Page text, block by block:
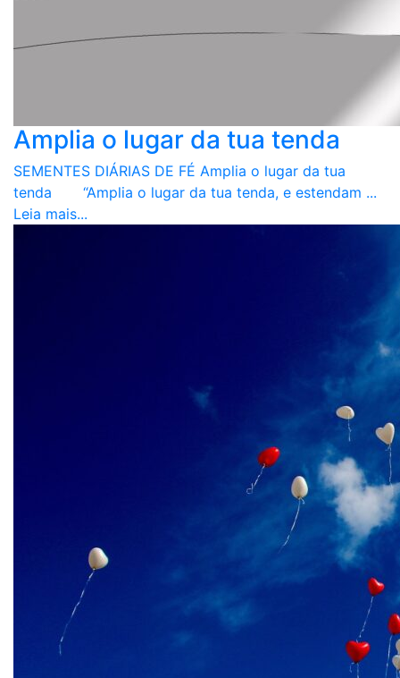
Amplia o lugar da tua tenda
SEMENTES DIÁRIAS DE FÉ Amplia o lugar da tua
tenda “Amplia o lugar da tua tenda, e estendam ...
Leia mais...